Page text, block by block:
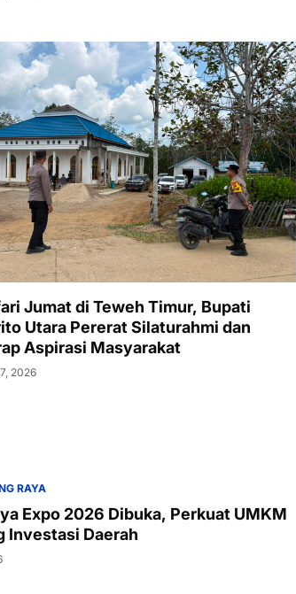
Jumat di Teweh Timur, Bupati
Utara Pererat Silaturahmi dan
Aspirasi Masyarakat
2026
RAYA
Expo 2026 Dibuka, Perkuat UMKM
Investasi Daerah